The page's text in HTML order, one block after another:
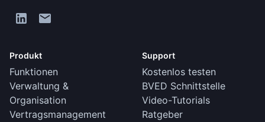
Produkt
Funktionen
Verwaltung &
Organisation
Vertragsmanagement
Support
Kostenlos testen
BVED Schnittstelle
Video-Tutorials
Ratgeber